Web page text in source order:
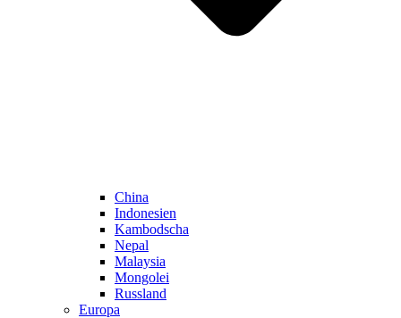
China
Indonesien
Kambodscha
Nepal
Malaysia
Mongolei
Russland
Europa